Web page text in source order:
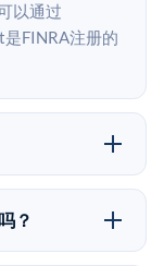
以通过
FINRA注册的
司。最近的已
的Pre-IPO股
？